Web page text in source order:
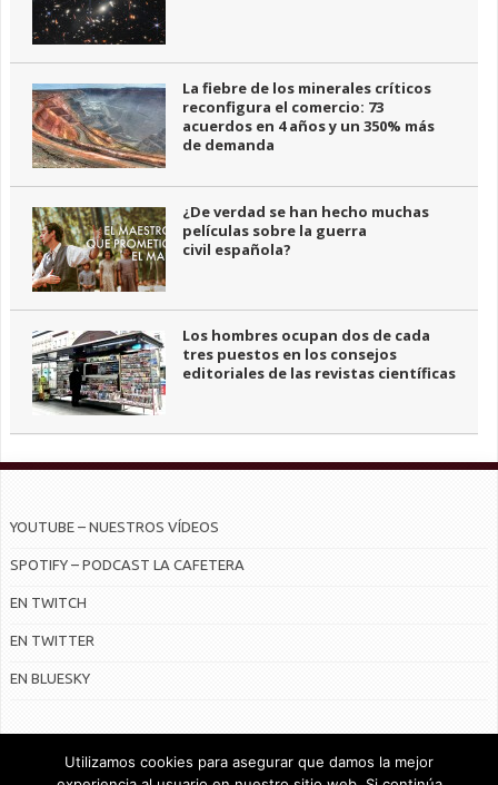
La fiebre de los minerales críticos
reconfigura el comercio: 73
acuerdos en 4 años y un 350% más
de demanda
¿De verdad se han hecho muchas
películas sobre la guerra
civil española?
Los hombres ocupan dos de cada
tres puestos en los consejos
editoriales de las revistas científicas
YOUTUBE – NUESTROS VÍDEOS
SPOTIFY – PODCAST LA CAFETERA
EN TWITCH
EN TWITTER
EN BLUESKY
Utilizamos cookies para asegurar que damos la mejor